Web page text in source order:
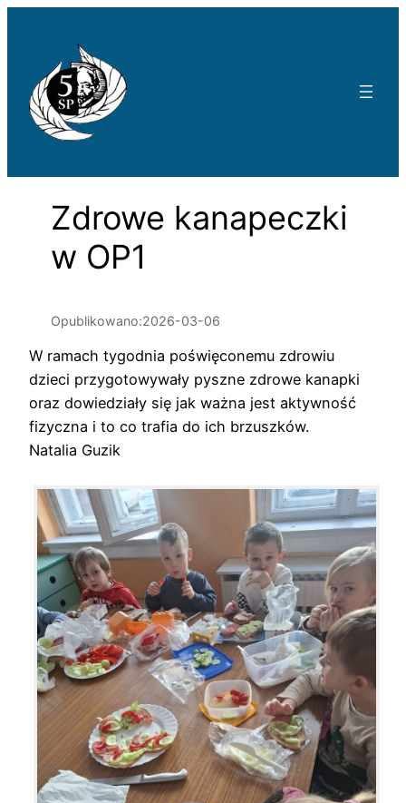
Zdrowe kanapeczki
w OP1
Opublikowano:2026-03-06
W ramach tygodnia poświęconemu zdrowiu
dzieci przygotowywały pyszne zdrowe kanapki
oraz dowiedziały się jak ważna jest aktywność
fizyczna i to co trafia do ich brzuszków.
Natalia Guzik